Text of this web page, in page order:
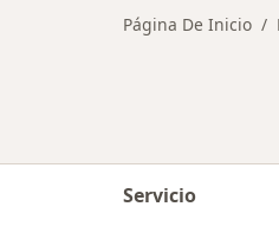
Página De Inicio
Servicio